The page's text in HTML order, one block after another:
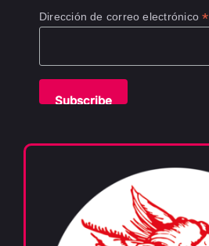
Dirección de correo electrónico*